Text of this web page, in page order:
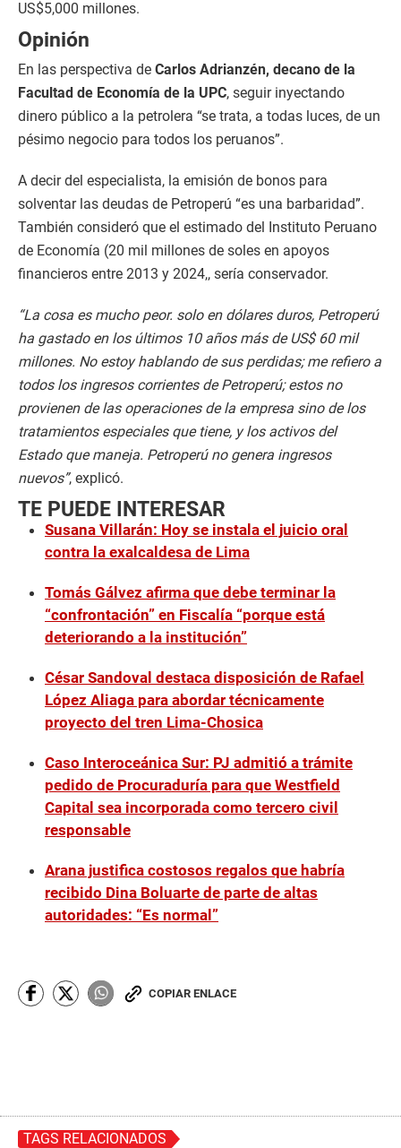
US$5,000 millones.
Opinión
En las perspectiva de Carlos Adrianzén, decano de la
Facultad de Economía de la UPC, seguir inyectando
dinero público a la petrolera “se trata, a todas luces, de un
pésimo negocio para todos los peruanos”.
A decir del especialista, la emisión de bonos para
solventar las deudas de Petroperú “es una barbaridad”.
También consideró que el estimado del Instituto Peruano
de Economía (20 mil millones de soles en apoyos
financieros entre 2013 y 2024,, sería conservador.
“La cosa es mucho peor. solo en dólares duros, Petroperú
ha gastado en los últimos 10 años más de US$ 60 mil
millones. No estoy hablando de sus perdidas; me refiero a
todos los ingresos corrientes de Petroperú; estos no
provienen de las operaciones de la empresa sino de los
tratamientos especiales que tiene, y los activos del
Estado que maneja. Petroperú no genera ingresos
nuevos”, explicó.
TE PUEDE INTERESAR
Susana Villarán: Hoy se instala el juicio oral
contra la exalcaldesa de Lima
Tomás Gálvez afirma que debe terminar la
“confrontación” en Fiscalía “porque está
deteriorando a la institución”
César Sandoval destaca disposición de Rafael
López Aliaga para abordar técnicamente
proyecto del tren Lima-Chosica
Caso Interoceánica Sur: PJ admitió a trámite
pedido de Procuraduría para que Westfield
Capital sea incorporada como tercero civil
responsable
Arana justifica costosos regalos que habría
recibido Dina Boluarte de parte de altas
autoridades: “Es normal”
COPIAR ENLACE
TAGS RELACIONADOS